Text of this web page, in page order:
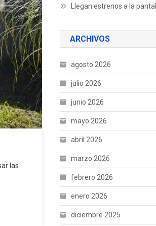
las
Llegan estrenos a la
ARCHIVOS
agosto 2026
julio 2026
junio 2026
mayo 2026
abril 2026
marzo 2026
febrero 2026
enero 2026
diciembre 2025